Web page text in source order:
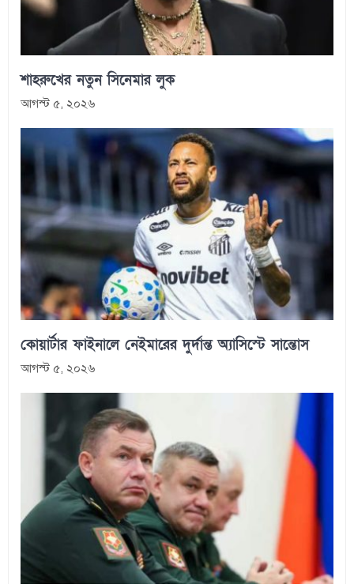
শাহরুখের নতুন সিনেমার লুক
আগস্ট ৫, ২০২৬
কোয়ার্টার ফাইনালে নেইমারের দুর্দান্ত অ্যাসিস্টে সান্তোস
আগস্ট ৫, ২০২৬